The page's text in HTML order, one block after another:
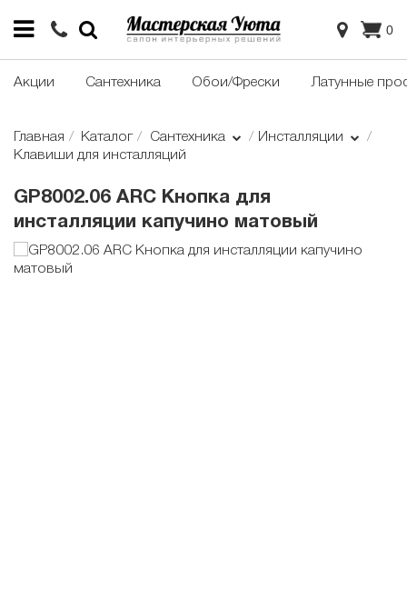
0
Акции Сантехника Обои/Фрески Латунные
Главная Каталог Сантехника
Инсталляции
Клавиши для инсталляций
GP8002.06 ARC Кнопка для
инсталляции капучино матовый